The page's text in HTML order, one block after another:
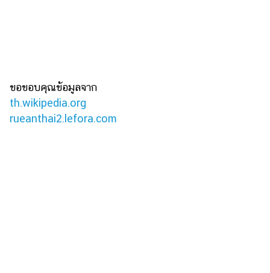
ขอขอบคุณข้อมูลจาก
th.wikipedia.org
rueanthai2.lefora.com